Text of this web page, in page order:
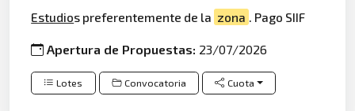
Estudios preferentemente de la zona . Pago SIIF
Apertura de Propuestas: 23/07/2026
Lotes Convocatoria Cuota